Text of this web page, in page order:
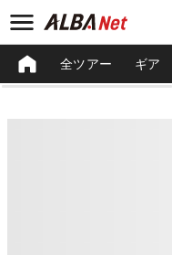
全ツアー ギア